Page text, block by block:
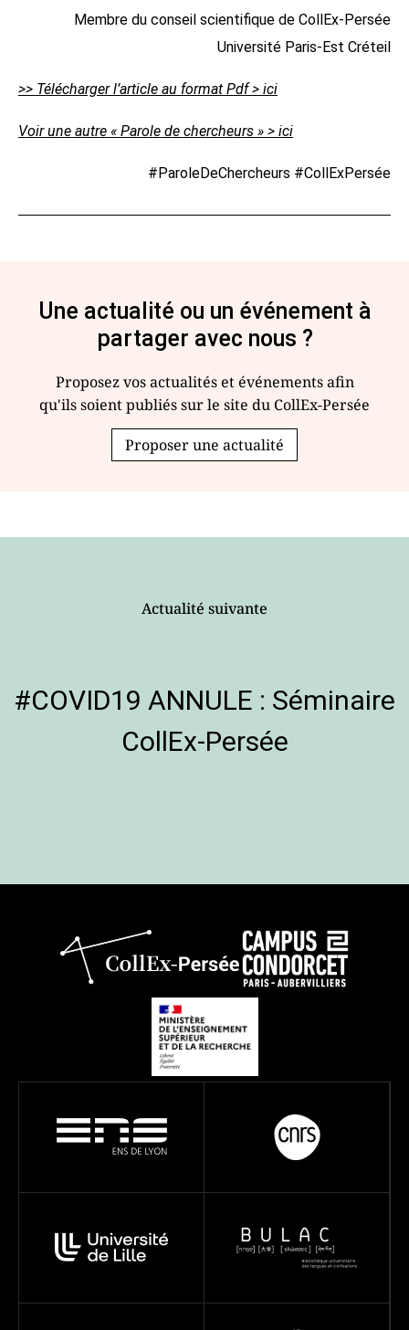
Membre du conseil scientifique de CollEx-Persée
Université Paris-Est Créteil
>> Télécharger l’article au format Pdf > ici
Voir une autre « Parole de chercheurs » > ici
#ParoleDeChercheurs #CollExPersée
Une actualité ou un événement à
partager avec nous ?
Proposez vos actualités et événements afin
qu'ils soient publiés sur le site du CollEx-Persée
Proposer une actualité
Actualité suivante
#COVID19 ANNULE : Séminaire
CollEx-Persée